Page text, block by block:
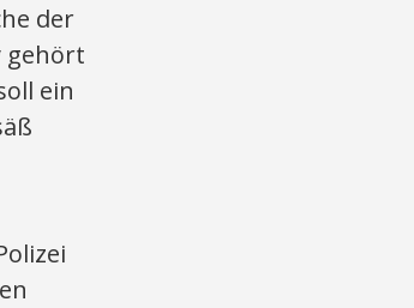
der
gehört
ein